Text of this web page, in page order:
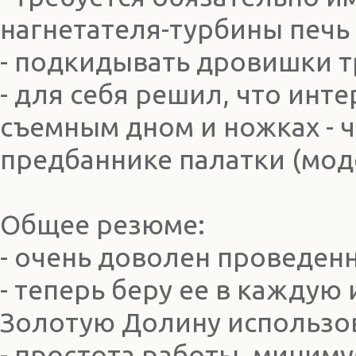
нагнетателя-турбины
- подкидывать дровишки
- для себя решил, что
съемным дном и ножках -
предбаннике палатки
Общее резюме:
- очень доволен
- теперь беру ее в
Золотую Долину